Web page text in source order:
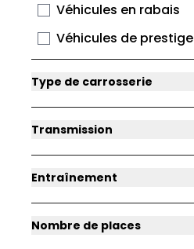
Véhicules en rabais
Véhicules de prestige
Type de carrosserie
Transmission
Entraînement
Nombre de places